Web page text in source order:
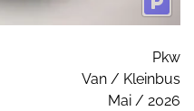
Pkw
Van / Kleinbus
Mai / 2026